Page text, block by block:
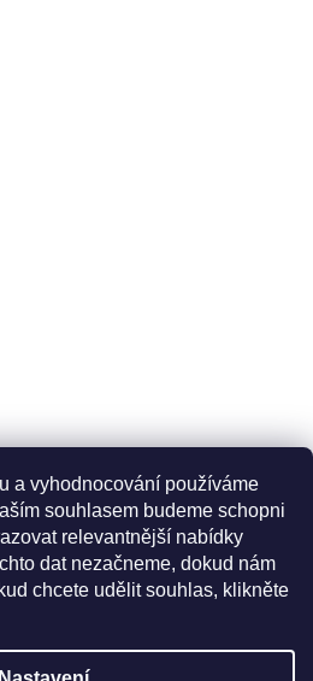
a vyhodnocování používáme
souhlasem budeme schopni
relevantnější nabídky
dat nezačneme, dokud nám
chcete udělit souhlas, klikněte